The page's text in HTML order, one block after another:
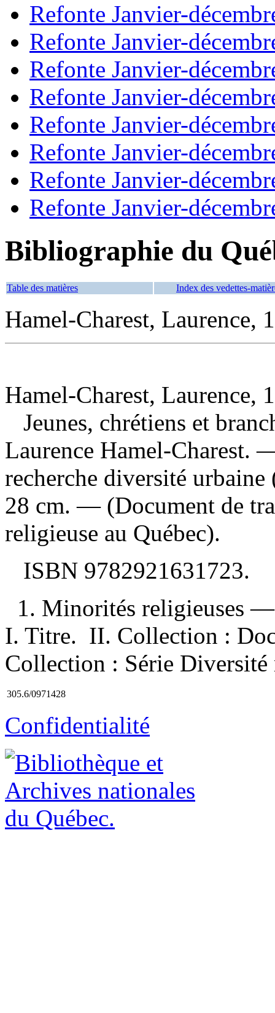
Refonte Janvier-
Refonte Janvier-
Refonte Janvier-
Refonte Janvier-
Refonte Janvier-
Refonte Janvier-
Refonte Janvier-
Refonte Janvier-
Bibliographie du
Table des matières Index des vedettes-
Hamel-Charest, Laurence,
Hamel-Charest, Laurence,
Jeunes, chrétiens et
Laurence Hamel-Charest.
recherche diversité
28 cm. — (Document de
religieuse au Québec).
ISBN 9782921631723.
1. Minorités religieuses
I. Titre. II. Collection :
Collection : Série Diversité
305.6/0971428
Confidentialité